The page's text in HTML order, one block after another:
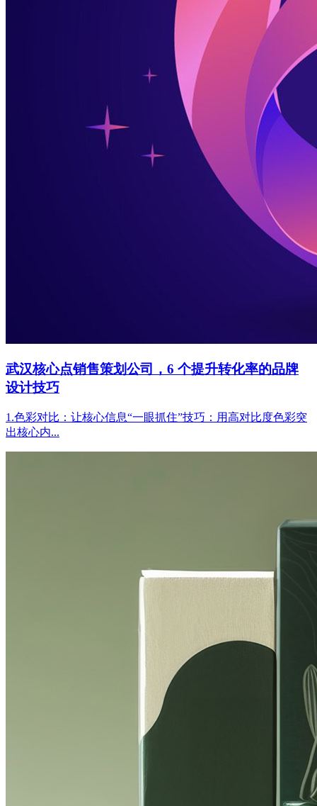
武汉核心点销售策划公司，6 个提升转化率的品牌
设计技巧
1.色彩对比：让核心信息“一眼抓住”技巧：用高对比度色彩突
出核心内...